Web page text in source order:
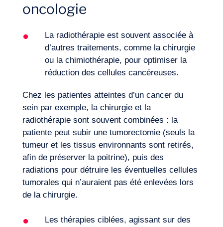
oncologie
La radiothérapie est souvent associée à
d’autres traitements, comme la chirurgie
ou la chimiothérapie, pour optimiser la
réduction des cellules cancéreuses.
Chez les patientes atteintes d’un cancer du
sein par exemple, la chirurgie et la
radiothérapie sont souvent combinées : la
patiente peut subir une tumorectomie (seuls la
tumeur et les tissus environnants sont retirés,
afin de préserver la poitrine), puis des
radiations pour détruire les éventuelles cellules
tumorales qui n’auraient pas été enlevées lors
de la chirurgie.
Les thérapies ciblées, agissant sur des